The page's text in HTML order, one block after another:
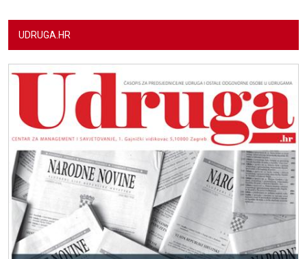
UDRUGA.HR